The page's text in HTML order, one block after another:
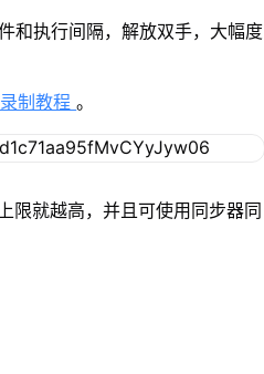
和执行间隔，解放双手，大幅度
制教程。
限就越高，并且可使用同步器同